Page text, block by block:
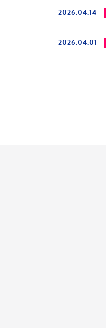
2026.04.14
2026.04.01